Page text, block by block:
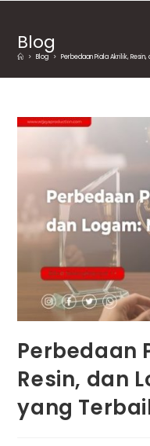
Blog
> Blog > Perbedaan Piala Akrilik,
Perbedaan
Resin, dan
yang